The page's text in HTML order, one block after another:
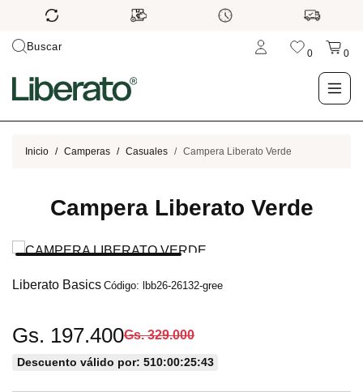
Buscar
0 0
LO NUEVO
BLOG
Inicio Camperas Casuales Campera Liberato Verde
Campera Liberato Verde
Liberato Basics Código: lbb26-26132-gree
Gs. 197.400Gs. 329.000
Descuento válido por: 510:00:25:42